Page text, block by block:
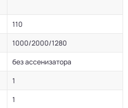
110
1000/2000/1280
без ассенизатора
1
1